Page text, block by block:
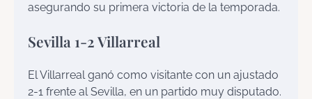
asegurando su primera victoria de la temporada.
Sevilla 1-2 Villarreal
El Villarreal ganó como visitante con un ajustado
2-1 frente al Sevilla, en un partido muy disputado.